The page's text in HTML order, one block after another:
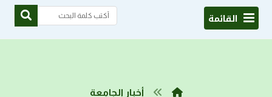
القائمة
أخبار الجامعة